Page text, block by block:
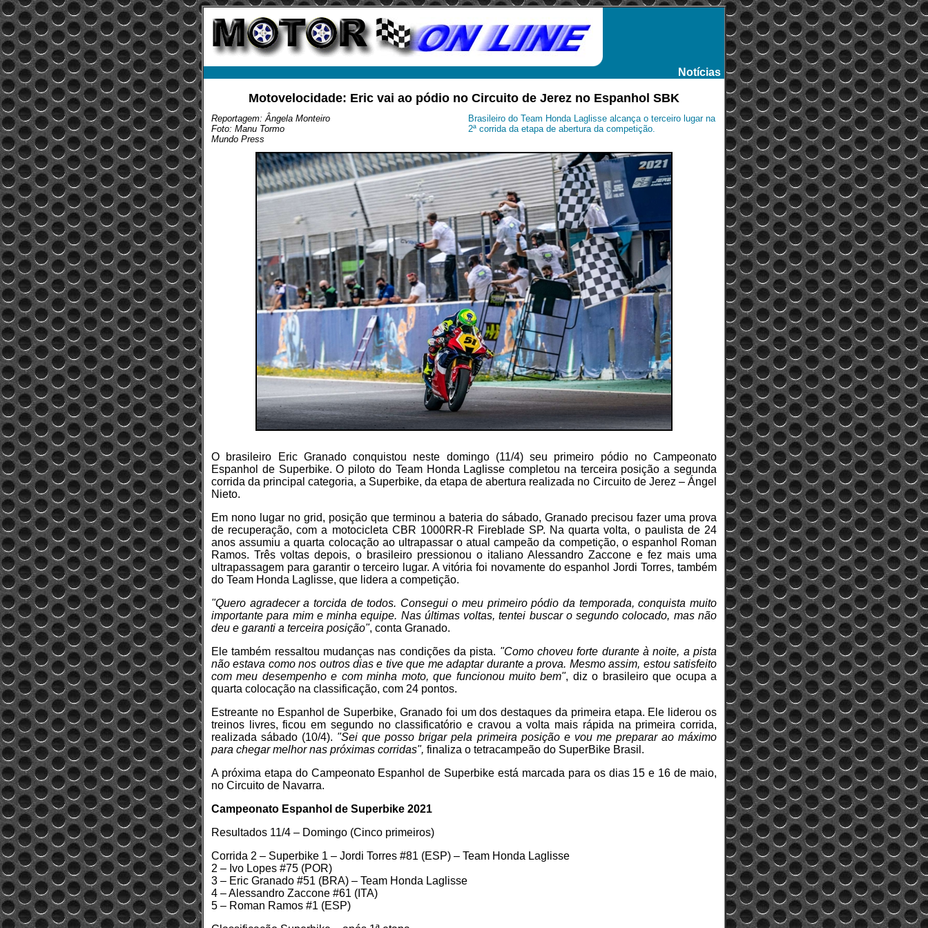
Notícias
Motovelocidade: Eric vai ao pódio no Circuito de Jerez no Espanhol SBK
Reportagem: Ângela Monteiro
Foto: Manu Tormo
Mundo Press
Brasileiro do Team Honda Laglisse alcança o terceiro lugar na
2ª corrida da etapa de abertura da competição.
O brasileiro Eric Granado conquistou neste domingo (11/4) seu primeiro pódio no Campeonato
Espanhol de Superbike. O piloto do Team Honda Laglisse completou na terceira posição a segunda
corrida da principal categoria, a Superbike, da etapa de abertura realizada no Circuito de Jerez – Ángel
Nieto.
Em nono lugar no grid, posição que terminou a bateria do sábado, Granado precisou fazer uma prova
de recuperação, com a motocicleta CBR 1000RR-R Fireblade SP. Na quarta volta, o paulista de 24
anos assumiu a quarta colocação ao ultrapassar o atual campeão da competição, o espanhol Roman
Ramos. Três voltas depois, o brasileiro pressionou o italiano Alessandro Zaccone e fez mais uma
ultrapassagem para garantir o terceiro lugar. A vitória foi novamente do espanhol Jordi Torres, também
do Team Honda Laglisse, que lidera a competição.
"Quero agradecer a torcida de todos. Consegui o meu primeiro pódio da temporada, conquista muito
importante para mim e minha equipe. Nas últimas voltas, tentei buscar o segundo colocado, mas não
deu e garanti a terceira posição", conta Granado.
Ele também ressaltou mudanças nas condições da pista. "Como choveu forte durante à noite, a pista
não estava como nos outros dias e tive que me adaptar durante a prova. Mesmo assim, estou satisfeito
com meu desempenho e com minha moto, que funcionou muito bem", diz o brasileiro que ocupa a
quarta colocação na classificação, com 24 pontos.
Estreante no Espanhol de Superbike, Granado foi um dos destaques da primeira etapa. Ele liderou os
treinos livres, ficou em segundo no classificatório e cravou a volta mais rápida na primeira corrida,
realizada sábado (10/4). "Sei que posso brigar pela primeira posição e vou me preparar ao máximo
para chegar melhor nas próximas corridas", finaliza o tetracampeão do SuperBike Brasil.
A próxima etapa do Campeonato Espanhol de Superbike está marcada para os dias 15 e 16 de maio,
no Circuito de Navarra.
Campeonato Espanhol de Superbike 2021
Resultados 11/4 – Domingo (Cinco primeiros)
Corrida 2 – Superbike 1 – Jordi Torres #81 (ESP) – Team Honda Laglisse
2 – Ivo Lopes #75 (POR)
3 – Eric Granado #51 (BRA) – Team Honda Laglisse
4 – Alessandro Zaccone #61 (ITA)
5 – Roman Ramos #1 (ESP)